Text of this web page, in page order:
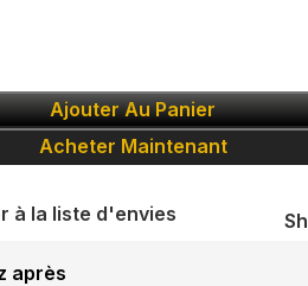
Ajouter Au Panier
Acheter Maintenant
à la liste d'envies
après